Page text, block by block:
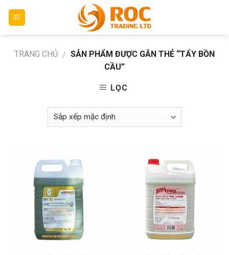
TRANG CHỦ / SẢN PHẨM ĐƯỢC GẮN THẺ “TẨY BỒN
CẦU”
LỌC